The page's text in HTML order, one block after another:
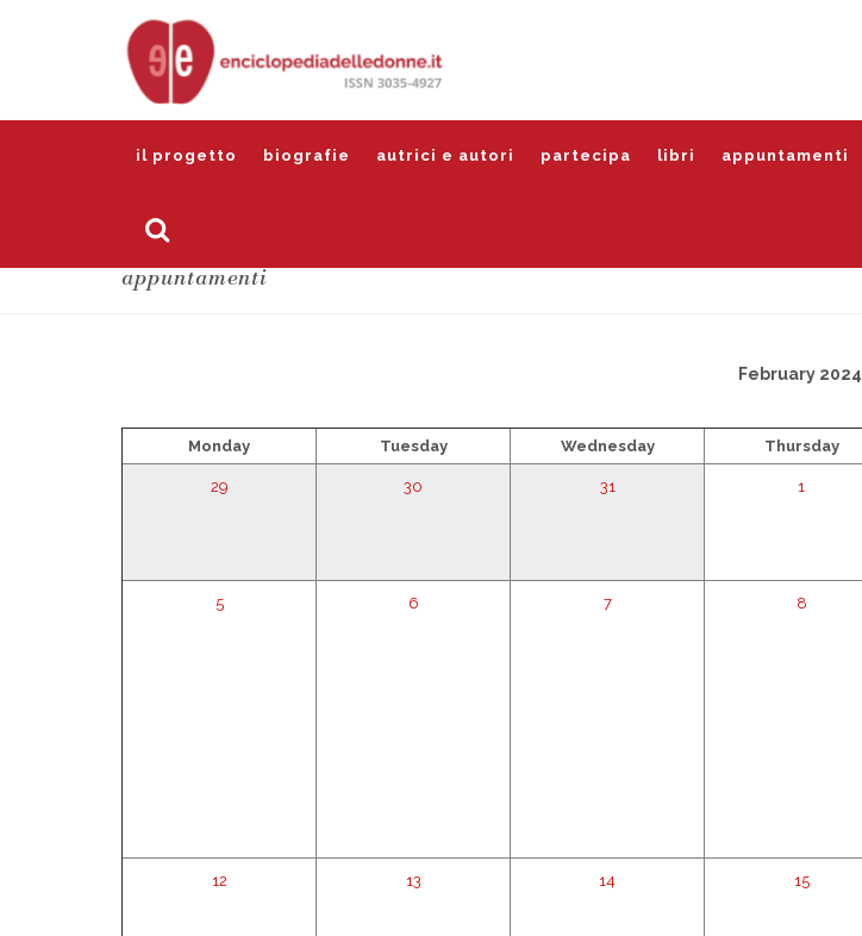
il progetto biografie autrici e autori partecipa libri appuntamenti
appuntamenti
February 2024
Monday Tuesday Wednesday Thursday
29 30 31 1
5 6 7 8
12 13 14 15